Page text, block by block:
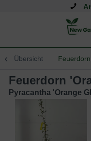
Übersicht
Feuerdorn
Pyracantha 'Orange